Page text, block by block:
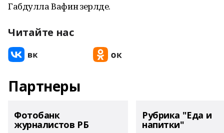
Габдулла Вафин әзерләде.
Читайте нас
Партнеры
Фотобанк
журналистов РБ
Рубрика "Еда и
напитки"